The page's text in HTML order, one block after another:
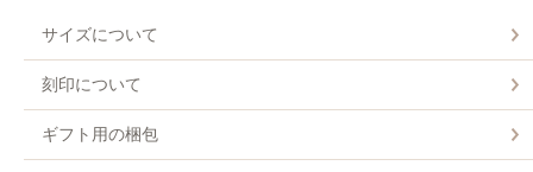
サイズについて
刻印について
ギフト用の梱包